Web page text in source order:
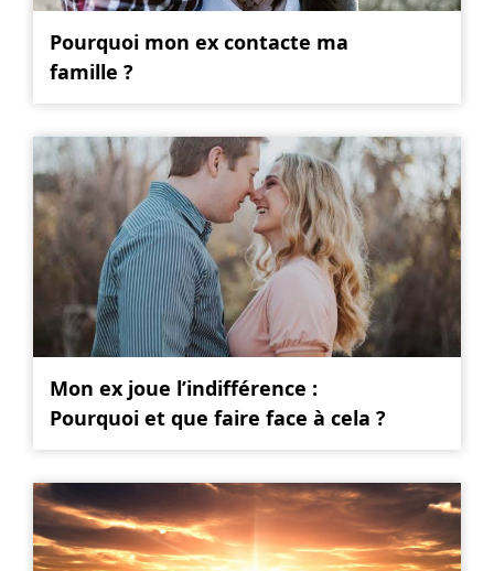
Pourquoi mon ex contacte ma
famille ?
Mon ex joue l’indifférence :
Pourquoi et que faire face à cela ?